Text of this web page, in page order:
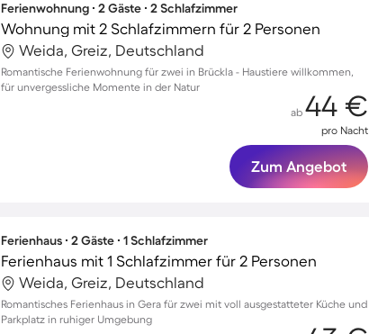
Ferienwohnung ∙ 2 Gäste ∙ 2 Schlafzimmer
Wohnung mit 2 Schlafzimmern für 2 Personen
Weida, Greiz, Deutschland
Romantische Ferienwohnung für zwei in Brückla - Haustiere willkommen,
für unvergessliche Momente in der Natur
ab 44 €
pro Nacht
Zum Angebot
Ferienhaus ∙ 2 Gäste ∙ 1 Schlafzimmer
Ferienhaus mit 1 Schlafzimmer für 2 Personen
Weida, Greiz, Deutschland
Romantisches Ferienhaus in Gera für zwei mit voll ausgestatteter Küche und
Parkplatz in ruhiger Umgebung